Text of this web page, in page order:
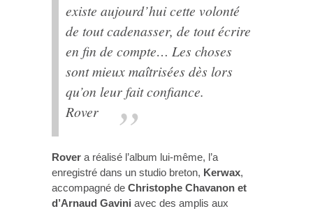
existe aujourd’hui cette volonté
de tout cadenasser, de tout écrire
en fin de compte… Les choses
sont mieux maîtrisées dès lors
qu’on leur fait confiance.
Rover
Rover a réalisé l’album lui-même, l’a
enregistré dans un studio breton, Kerwax,
accompagné de Christophe Chavanon et
d’Arnaud Gavini avec des amplis aux